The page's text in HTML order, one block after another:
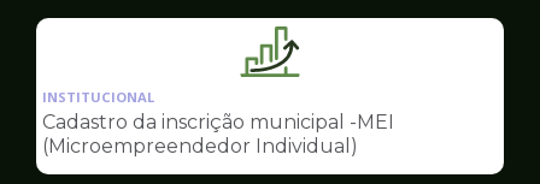
Ilustração
pagina
de
Sala
INSTITUCIONAL
Cadastro da inscrição municipal -MEI
(Microempreendedor Individual)